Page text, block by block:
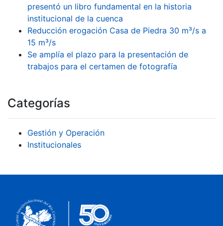
presentó un libro fundamental en la historia
institucional de la cuenca
Reducción erogación Casa de Piedra 30 m³/s a
15 m³/s
Se amplía el plazo para la presentación de
trabajos para el certamen de fotografía
Categorías
Gestión y Operación
Institucionales